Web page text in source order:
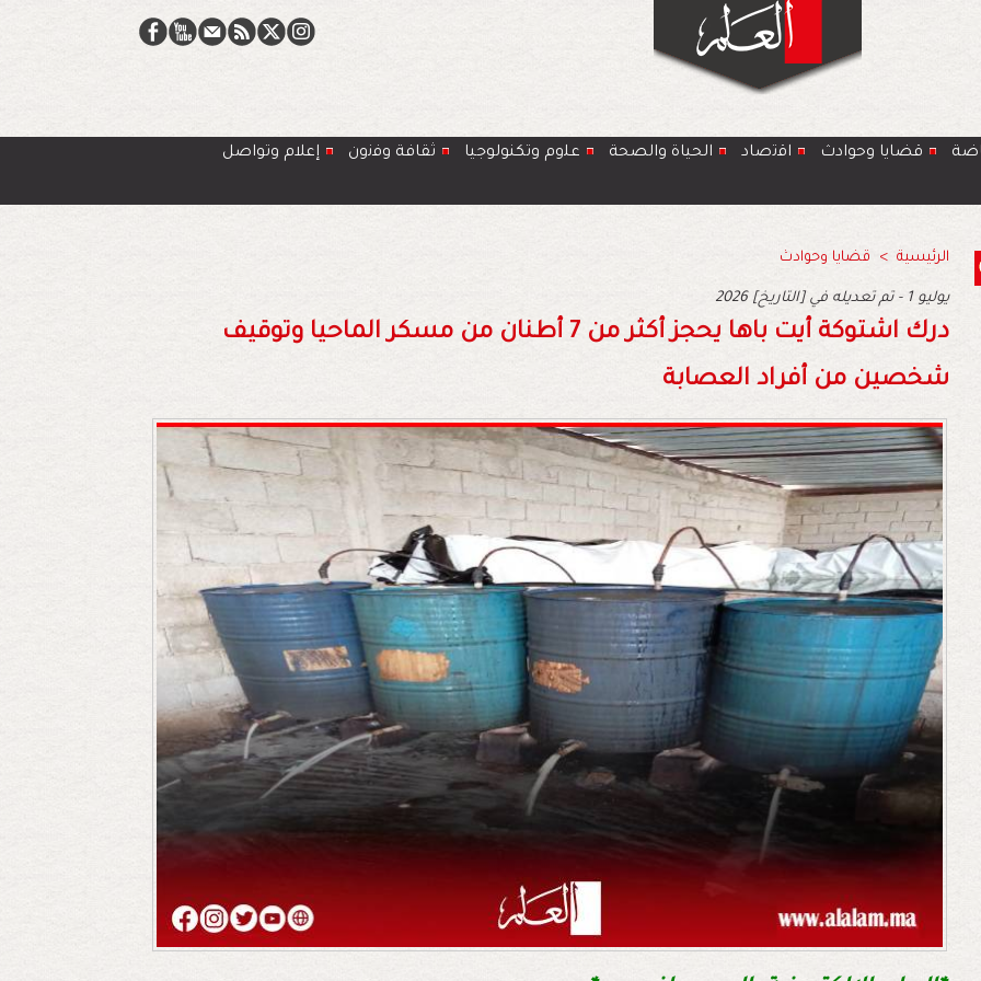
قضايا وحوادث اﻗﺗﺻﺎد الحياة والصحة ﻋﻠوم وتكنولوجيا ﺛﻘﺎﻓﺔ وﻓﻧون إعلام وتواصل
الرئيسية > قضايا وحوادث
2026 يوليو 1 - تم تعديله في [التاريخ]
درك اشتوكة أيت باها يحجز أكثر من 7 أطنان من مسكر الماحيا وتوقيف
شخصين من أفراد العصابة